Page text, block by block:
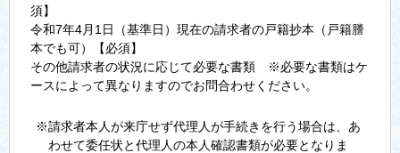
須】
令和7年4月1日（基準日）現在の請求者の戸籍抄本（戸籍謄
本でも可）【必須】
その他請求者の状況に応じて必要な書類 ※必要な書類はケ
ースによって異なりますのでお問合わせください。
※請求者本人が来庁せず代理人が手続きを行う場合は、あ
わせて委任状と代理人の本人確認書類が必要となりま